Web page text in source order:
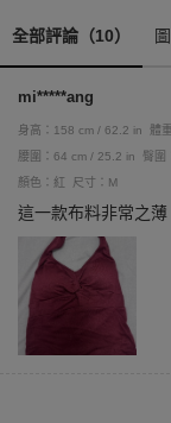
全部評論（10）
mi*****ang
身高：158 cm / 62.2 in 體
腰圍：64 cm / 25.2 in
臀圍
顏色：紅
尺寸：M
這一款布料非常之